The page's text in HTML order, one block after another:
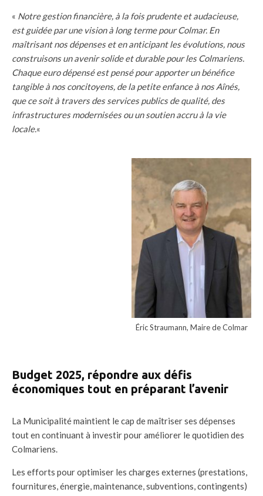
« Notre gestion financière, à la fois prudente et audacieuse,
est guidée par une vision à long terme pour Colmar. En
maîtrisant nos dépenses et en anticipant les évolutions, nous
construisons un avenir solide et durable pour les Colmariens.
Chaque euro dépensé est pensé pour apporter un bénéfice
tangible à nos concitoyens, de la petite enfance à nos Aînés,
que ce soit à travers des services publics de qualité, des
infrastructures modernisées ou un soutien accru à la vie
locale.«
Éric Straumann, Maire de Colmar
Budget 2025, répondre aux défis
économiques tout en préparant l’avenir
La Municipalité maintient le cap de maîtriser ses dépenses
tout en continuant à investir pour améliorer le quotidien des
Colmariens.
Les efforts pour optimiser les charges externes (prestations,
fournitures, énergie, maintenance, subventions, contingents)